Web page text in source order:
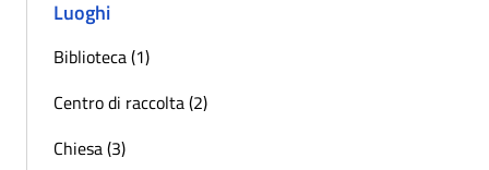
Luoghi
Biblioteca (1)
Centro di raccolta (2)
Chiesa (3)